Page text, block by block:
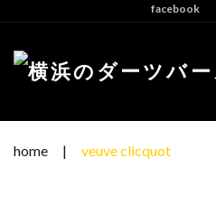
content
facebook
home | veuve clicquot